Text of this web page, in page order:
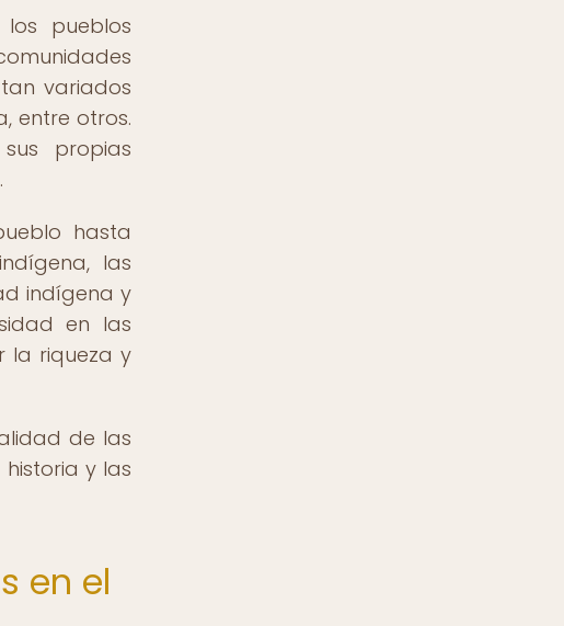
pueblos
variados
entre otros.
propias
hasta
las
indígena y
en las
la riqueza y
de las
y las
en el